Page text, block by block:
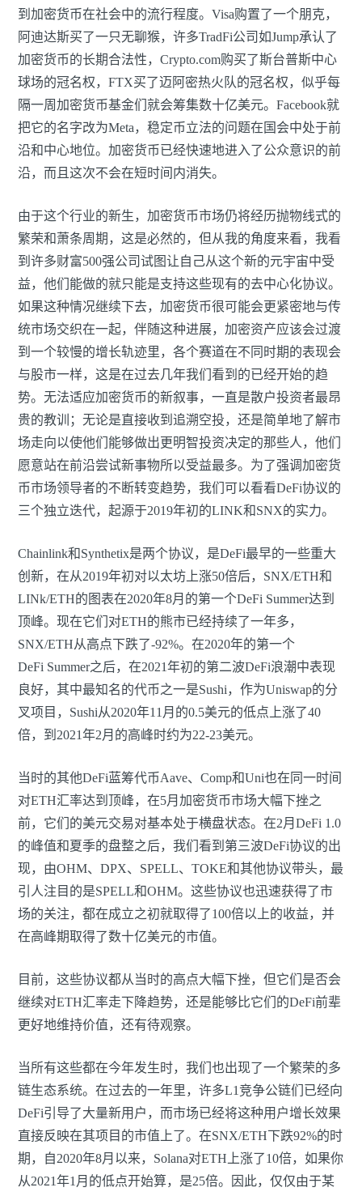
到加密货币在社会中的流行程度。Visa购置了一个朋克，
阿迪达斯买了一只无聊猴，许多TradFi公司如Jump承认了
加密货币的长期合法性，Crypto.com购买了斯台普斯中心
球场的冠名权，FTX买了迈阿密热火队的冠名权，似乎每
隔一周加密货币基金们就会筹集数十亿美元。Facebook就
把它的名字改为Meta，稳定币立法的问题在国会中处于前
沿和中心地位。加密货币已经快速地进入了公众意识的前
沿，而且这次不会在短时间内消失。
由于这个行业的新生，加密货币市场仍将经历抛物线式的
繁荣和萧条周期，这是必然的，但从我的角度来看，我看
到许多财富500强公司试图让自己从这个新的元宇宙中受
益，他们能做的就只能是支持这些现有的去中心化协议。
如果这种情况继续下去，加密货币很可能会更紧密地与传
统市场交织在一起，伴随这种进展，加密资产应该会过渡
到一个较慢的增长轨迹里，各个赛道在不同时期的表现会
与股市一样，这是在过去几年我们看到的已经开始的趋
势。无法适应加密货币的新叙事，一直是散户投资者最昂
贵的教训；无论是直接收到追溯空投，还是简单地了解市
场走向以使他们能够做出更明智投资决定的那些人，他们
愿意站在前沿尝试新事物所以受益最多。为了强调加密货
币市场领导者的不断转变趋势，我们可以看看DeFi协议的
三个独立迭代，起源于2019年初的LINK和SNX的实力。
Chainlink和Synthetix是两个协议，是DeFi最早的一些重大
创新，在从2019年初对以太坊上涨50倍后，SNX/ETH和
LINk/ETH的图表在2020年8月的第一个DeFi Summer达到
顶峰。现在它们对ETH的熊市已经持续了一年多，
SNX/ETH从高点下跌了-92%。在2020年的第一个
DeFi Summer之后，在2021年初的第二波DeFi浪潮中表现
良好，其中最知名的代币之一是Sushi，作为Uniswap的分
叉项目，Sushi从2020年11月的0.5美元的低点上涨了40
倍，到2021年2月的高峰时约为22-23美元。
当时的其他DeFi蓝筹代币Aave、Comp和Uni也在同一时间
对ETH汇率达到顶峰，在5月加密货币市场大幅下挫之
前，它们的美元交易对基本处于横盘状态。在2月DeFi 1.0
的峰值和夏季的盘整之后，我们看到第三波DeFi协议的出
现，由OHM、DPX、SPELL、TOKE和其他协议带头，最
引人注目的是SPELL和OHM。这些协议也迅速获得了市
场的关注，都在成立之初就取得了100倍以上的收益，并
在高峰期取得了数十亿美元的市值。
目前，这些协议都从当时的高点大幅下挫，但它们是否会
继续对ETH汇率走下降趋势，还是能够比它们的DeFi前辈
更好地维持价值，还有待观察。
当所有这些都在今年发生时，我们也出现了一个繁荣的多
链生态系统。在过去的一年里，许多L1竞争公链们已经向
DeFi引导了大量新用户，而市场已经将这种用户增长效果
直接反映在其项目的市值上了。在SNX/ETH下跌92%的时
期，自2020年8月以来，Solana对ETH上涨了10倍，如果你
从2021年1月的低点开始算，是25倍。因此，仅仅由于某